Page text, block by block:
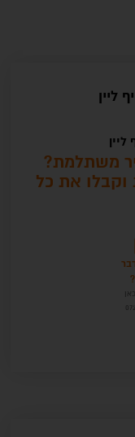
ליין
משתלמת?
וקבלו את כל